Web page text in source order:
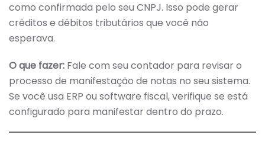
como confirmada pelo seu CNPJ. Isso pode gerar
créditos e débitos tributários que você não
esperava.
O que fazer: Fale com seu contador para revisar o
processo de manifestação de notas no seu sistema.
Se você usa ERP ou software fiscal, verifique se está
configurado para manifestar dentro do prazo.